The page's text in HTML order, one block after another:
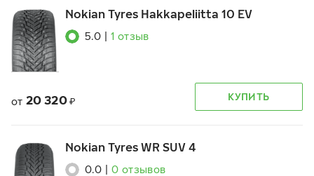
Nokian Tyres Hakkapeliitta 10 EV
5.0 1 отзыв
от 20 320 ₽ КУПИТЬ
Nokian Tyres WR SUV 4
0.0 0 отзывов